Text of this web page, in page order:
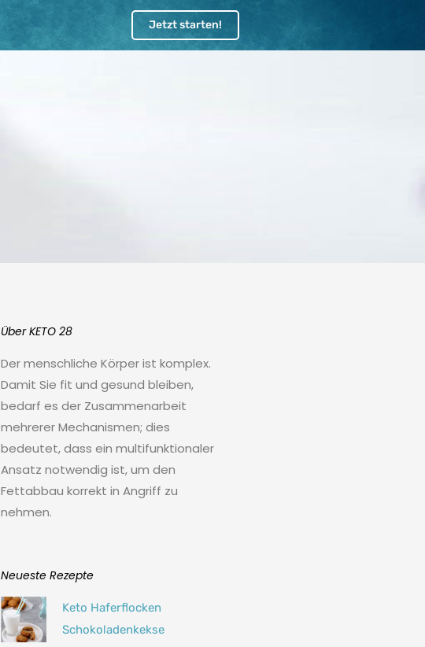
Jetzt starten!
Über KETO 28
Der menschliche Körper ist komplex.
Damit Sie fit und gesund bleiben,
bedarf es der Zusammenarbeit
mehrerer Mechanismen; dies
bedeutet, dass ein multifunktionaler
Ansatz notwendig ist, um den
Fettabbau korrekt in Angriff zu
nehmen.
Neueste Rezepte
Keto Haferflocken
Schokoladenkekse